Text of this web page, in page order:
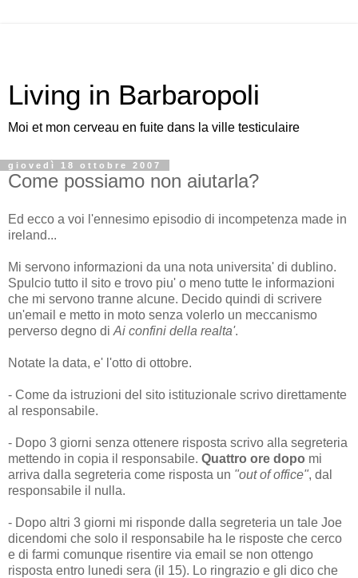
Living in Barbaropoli
Moi et mon cerveau en fuite dans la ville testiculaire
giovedì 18 ottobre 2007
Come possiamo non aiutarla?
Ed ecco a voi l'ennesimo episodio di incompetenza made in
ireland...
Mi servono informazioni da una nota universita' di dublino.
Spulcio tutto il sito e trovo piu' o meno tutte le informazioni
che mi servono tranne alcune. Decido quindi di scrivere
un'email e metto in moto senza volerlo un meccanismo
perverso degno di Ai confini della realta'.
Notate la data, e' l'otto di ottobre.
- Come da istruzioni del sito istituzionale scrivo direttamente
al responsabile.
- Dopo 3 giorni senza ottenere risposta scrivo alla segreteria
mettendo in copia il responsabile. Quattro ore dopo mi
arriva dalla segreteria come risposta un "out of office", dal
responsabile il nulla.
- Dopo altri 3 giorni mi risponde dalla segreteria un tale Joe
dicendomi che solo il responsabile ha le risposte che cerco
e di farmi comunque risentire via email se non ottengo
risposta entro lunedi sera (il 15). Lo ringrazio e gli dico che